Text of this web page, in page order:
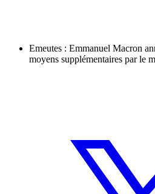
Emeutes : Emmanuel Macron
moyens supplémentaires par le